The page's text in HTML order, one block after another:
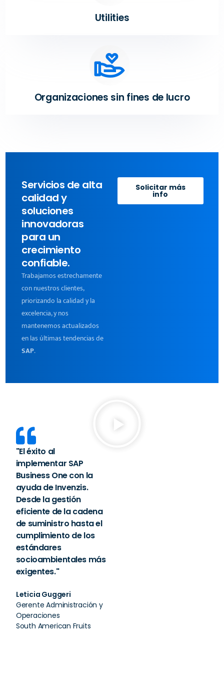
Utilities
Organizaciones sin fines de lucro
Servicios de alta
calidad y
soluciones
innovadoras
para un
crecimiento
confiable.
Trabajamos estrechamente
con nuestros clientes,
priorizando la calidad y la
excelencia, y nos
mantenemos actualizados
en las últimas tendencias de
SAP.
Solicitar más
info
"El éxito al
implementar SAP
Business One con la
ayuda de Invenzis.
Desde la gestión
eficiente de la cadena
de suministro hasta el
cumplimiento de los
estándares
socioambientales más
exigentes."
Leticia Guggeri​​
Gerente Administración y
Operaciones
South American Fruits
"La eexitosa
implementación de
SAP en CIPU, llevada a
cabo por el equipo de
Invenzis.
Acompañada de
desafíos, soluciones
y con resultados
impresionantes"
Gustavo Mancebo
Centro de Panaderos del
Uruguay
"La revolución
empresarial con
Bodegas Bouza al
implementar SAP
Business One junto a
Invenzis, esta
poderosa solución no
solo ha optimizado
sus procesos, sino
que también ha
impulsado la
eficiencia."
Juan Pablo Bouza
Gerente General